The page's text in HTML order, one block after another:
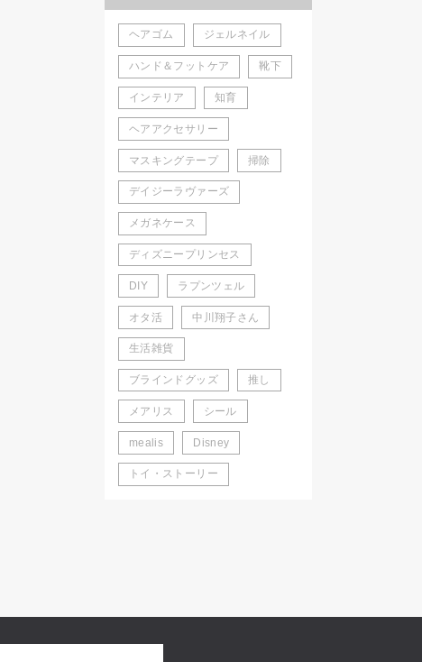
ヘアゴム ジェルネイル
ハンド＆フットケア 靴下
インテリア 知育
ヘアアクセサリー
マスキングテープ 掃除
デイジーラヴァーズ
メガネケース
ディズニープリンセス
DIY ラプンツェル
オタ活 中川翔子さん
生活雑貨
ブラインドグッズ 推し
メアリス シール
mealis Disney
トイ・ストーリー